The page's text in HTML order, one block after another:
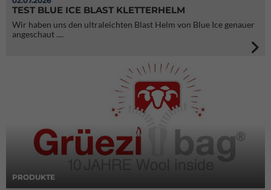
TEST BLUE ICE BLAST KLETTERHELM
Wir haben uns den ultraleichten Blast Helm von Blue Ice genauer
angeschaut ....
PRODUKTE